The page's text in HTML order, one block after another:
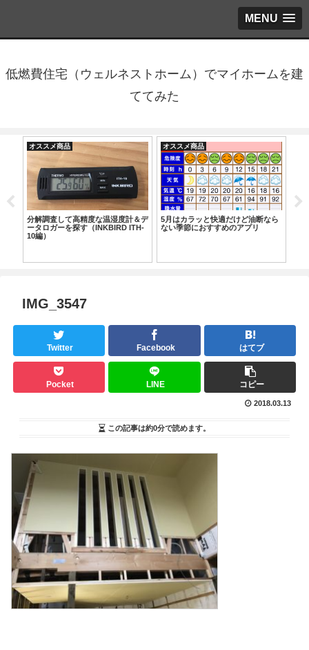
MENU
低燃費住宅（ウェルネストホーム）でマイホームを建
ててみた
オススメ商品
分解調査して高精度な温湿度計＆デ
ータロガーを探す（INKBIRD ITH-
10編）
オススメ商品
5月はカラッと快適だけど油断なら
ない季節におすすめのアプリ
IMG_3547
Twitter Facebook はてブ
Pocket LINE コピー
2018.03.13
この記事は約0分で読めます。